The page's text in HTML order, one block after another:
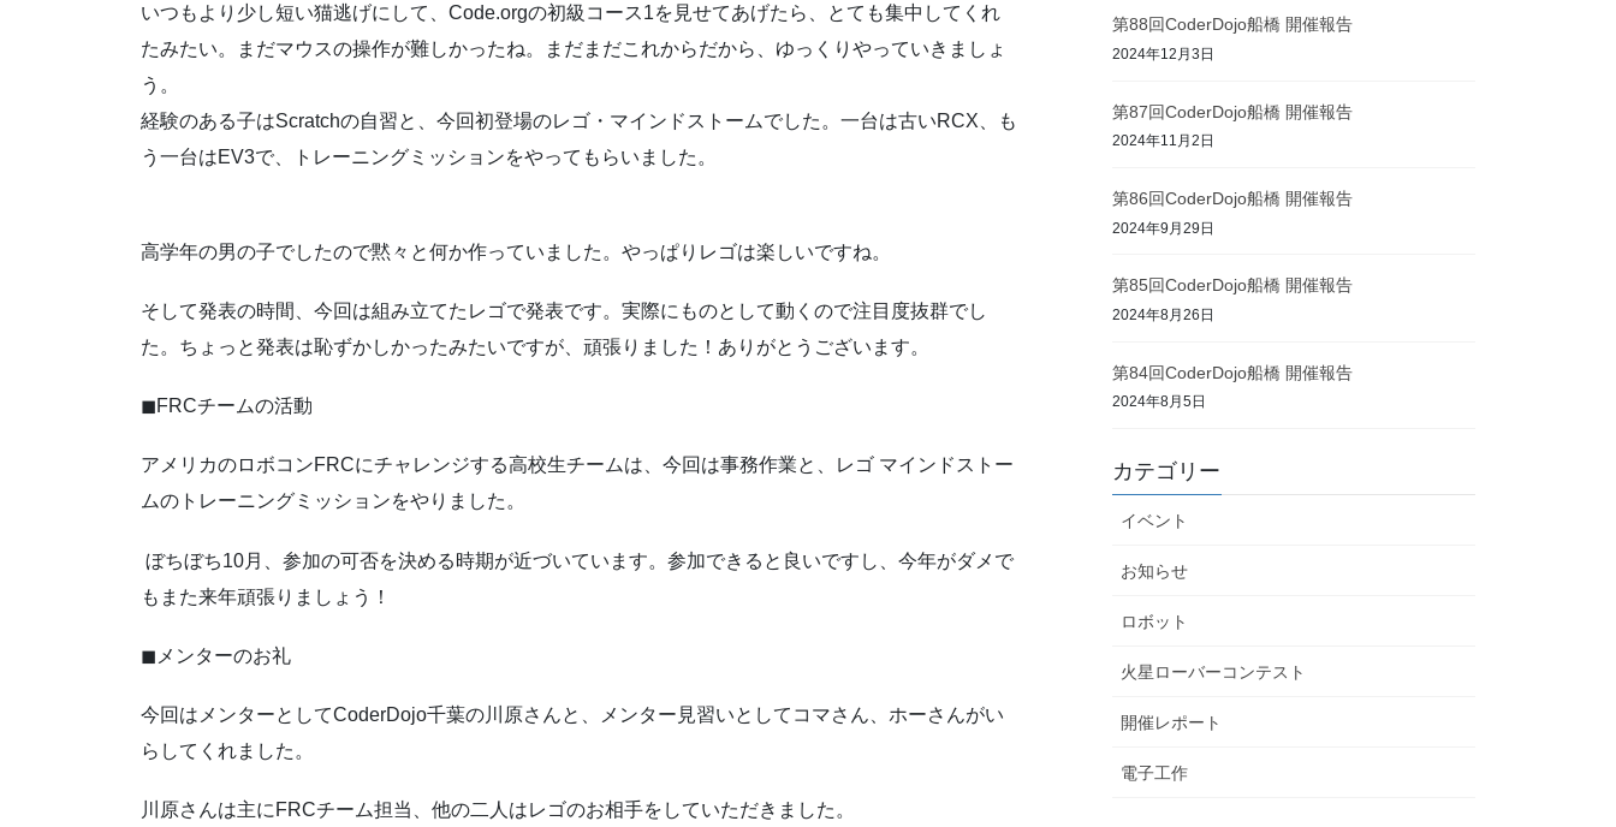
いつもより少し短い猫逃げにして、Code.orgの初級コース1を見せてあげたら、とても集中してくれ
たみたい。まだマウスの操作が難しかったね。まだまだこれからだから、ゆっくりやっていきましょ
う。
経験のある子はScratchの自習と、今回初登場のレゴ・マインドストームでした。一台は古いRCX、も
う一台はEV3で、トレーニングミッションをやってもらいました。
高学年の男の子でしたので黙々と何か作っていました。やっぱりレゴは楽しいですね。
そして発表の時間、今回は組み立てたレゴで発表です。実際にものとして動くので注目度抜群でし
た。ちょっと発表は恥ずかしかったみたいですが、頑張りました！ありがとうございます。
◼FRCチームの活動
アメリカのロボコンFRCにチャレンジする高校生チームは、今回は事務作業と、レゴ マインドストー
ムのトレーニングミッションをやりました。
ぼちぼち10月、参加の可否を決める時期が近づいています。参加できると良いですし、今年がダメで
もまた来年頑張りましょう！
◼メンターのお礼
今回はメンターとしてCoderDojo千葉の川原さんと、メンター見習いとしてコマさん、ホーさんがい
らしてくれました。
川原さんは主にFRCチーム担当、他の二人はレゴのお相手をしていただきました。
第88回CoderDojo船橋 開催報告
2024年12月3日
第87回CoderDojo船橋 開催報告
2024年11月2日
第86回CoderDojo船橋 開催報告
2024年9月29日
第85回CoderDojo船橋 開催報告
2024年8月26日
第84回CoderDojo船橋 開催報告
2024年8月5日
カテゴリー
イベント
お知らせ
ロボット
火星ローバーコンテスト
開催レポート
電子工作